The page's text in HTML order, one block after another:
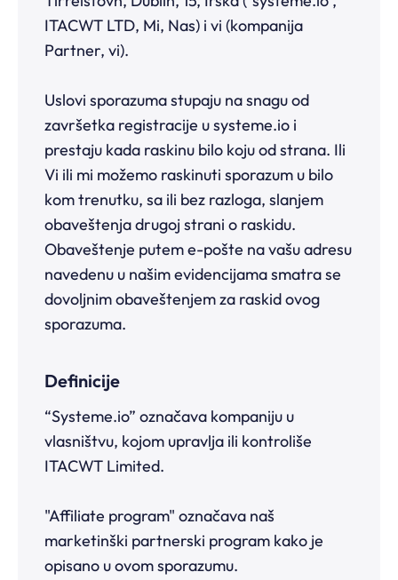
ITACWT LTD, Mi, Nas) i vi (kompanija
Partner, vi).
Uslovi sporazuma stupaju na snagu od
završetka registracije u systeme.io i
prestaju kada raskinu bilo koju od strana. Ili
Vi ili mi možemo raskinuti sporazum u bilo
kom trenutku, sa ili bez razloga, slanjem
obaveštenja drugoj strani o raskidu.
Obaveštenje putem e-pošte na vašu adresu
navedenu u našim evidencijama smatra se
dovoljnim obaveštenjem za raskid ovog
sporazuma.
Definicije
“Systeme.io” označava kompaniju u
vlasništvu, kojom upravlja ili kontroliše
ITACWT Limited.
"Affiliate program" označava naš
marketinški partnerski program kako je
opisano u ovom sporazumu.